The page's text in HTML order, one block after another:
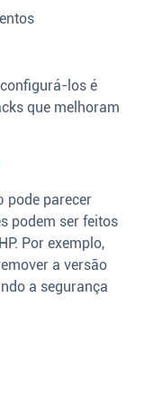
los é
que melhoram
pode parecer
podem ser feitos
Por exemplo,
a versão
a segurança